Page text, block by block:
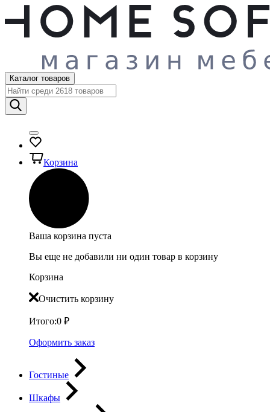
Каталог товаров
Корзина
Ваша корзина пуста
Вы еще не добавили ни один товар в корзину
Корзина
Очистить корзину
Итого:0 ₽
Оформить заказ
Гостиные
Шкафы